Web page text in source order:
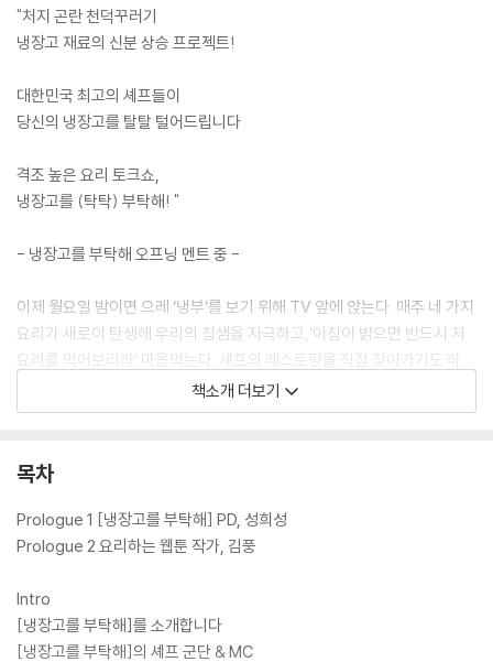
"처지 곤란 천덕꾸러기
냉장고 재료의 신분 상승 프로젝트!
대한민국 최고의 셰프들이
당신의 냉장고를 탈탈 털어드립니다
격조 높은 요리 토크쇼,
냉장고를 (탁탁) 부탁해! "
- 냉장고를 부탁해 오프닝 멘트 중 -
이제 월요일 밤이면 으레 ‘냉부’를 보기 위해 TV 앞에 앉는다. 매주 네 가지
요리가 새로이 탄생해 우리의 침샘을 자극하고,‘아침이 밝으면 반드시 저
요리를 먹어보리라’ 마음먹는다. 셰프의 레스토랑을 직접 찾아가기도 하
고, 아쉬운 대로 비슷한 메뉴를 사 먹기도 한다. 그런가 하면 냉장고를 뒤져
직접 만들어 먹는 이들도 참 많다. 안타까운 건 어제 분명 본방 사수하며 재
흘러가버린다. 이 책이 필요한 이유다! 이 책은 ‘냉부’ 속 인기 메뉴 92개의
부탁해] 공식 레시피북이다.
책소개 더보기
목차
Prologue 1 [냉장고를 부탁해] PD, 성희성
Prologue 2 요리하는 웹툰 작가, 김풍
Intro
[냉장고를 부탁해]를 소개합니다
[냉장고를 부탁해]의 셰프 군단 & MC